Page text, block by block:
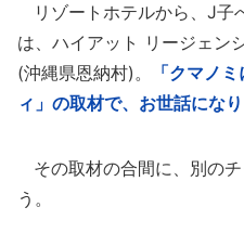
リゾートホテルから、J子
は、ハイアット リージェン
(沖縄県恩納村)。
「クマノ
ィ」の取材で、お世話になり
その取材の合間に、別の
う。